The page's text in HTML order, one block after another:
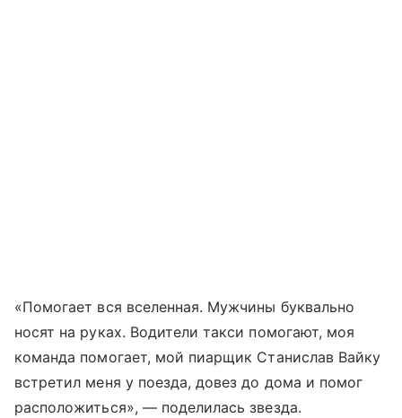
«Помогает вся вселенная. Мужчины буквально
носят на руках. Водители такси помогают, моя
команда помогает, мой пиарщик Станислав Вайку
встретил меня у поезда, довез до дома и помог
расположиться», — поделилась звезда.